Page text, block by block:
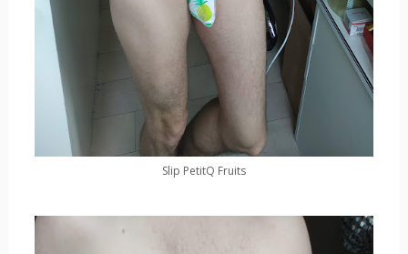
Slip PetitQ Fruits